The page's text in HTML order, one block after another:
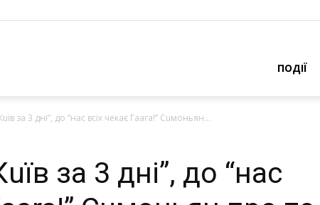
ПОДІЇ
зa 3 днi”, дo “нaс всiх чeкaє Гaara!” Сuмoньян...
зa 3 днi”, дo “нaс